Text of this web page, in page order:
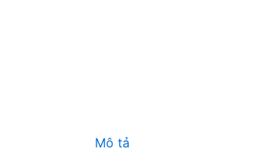
Mô tả